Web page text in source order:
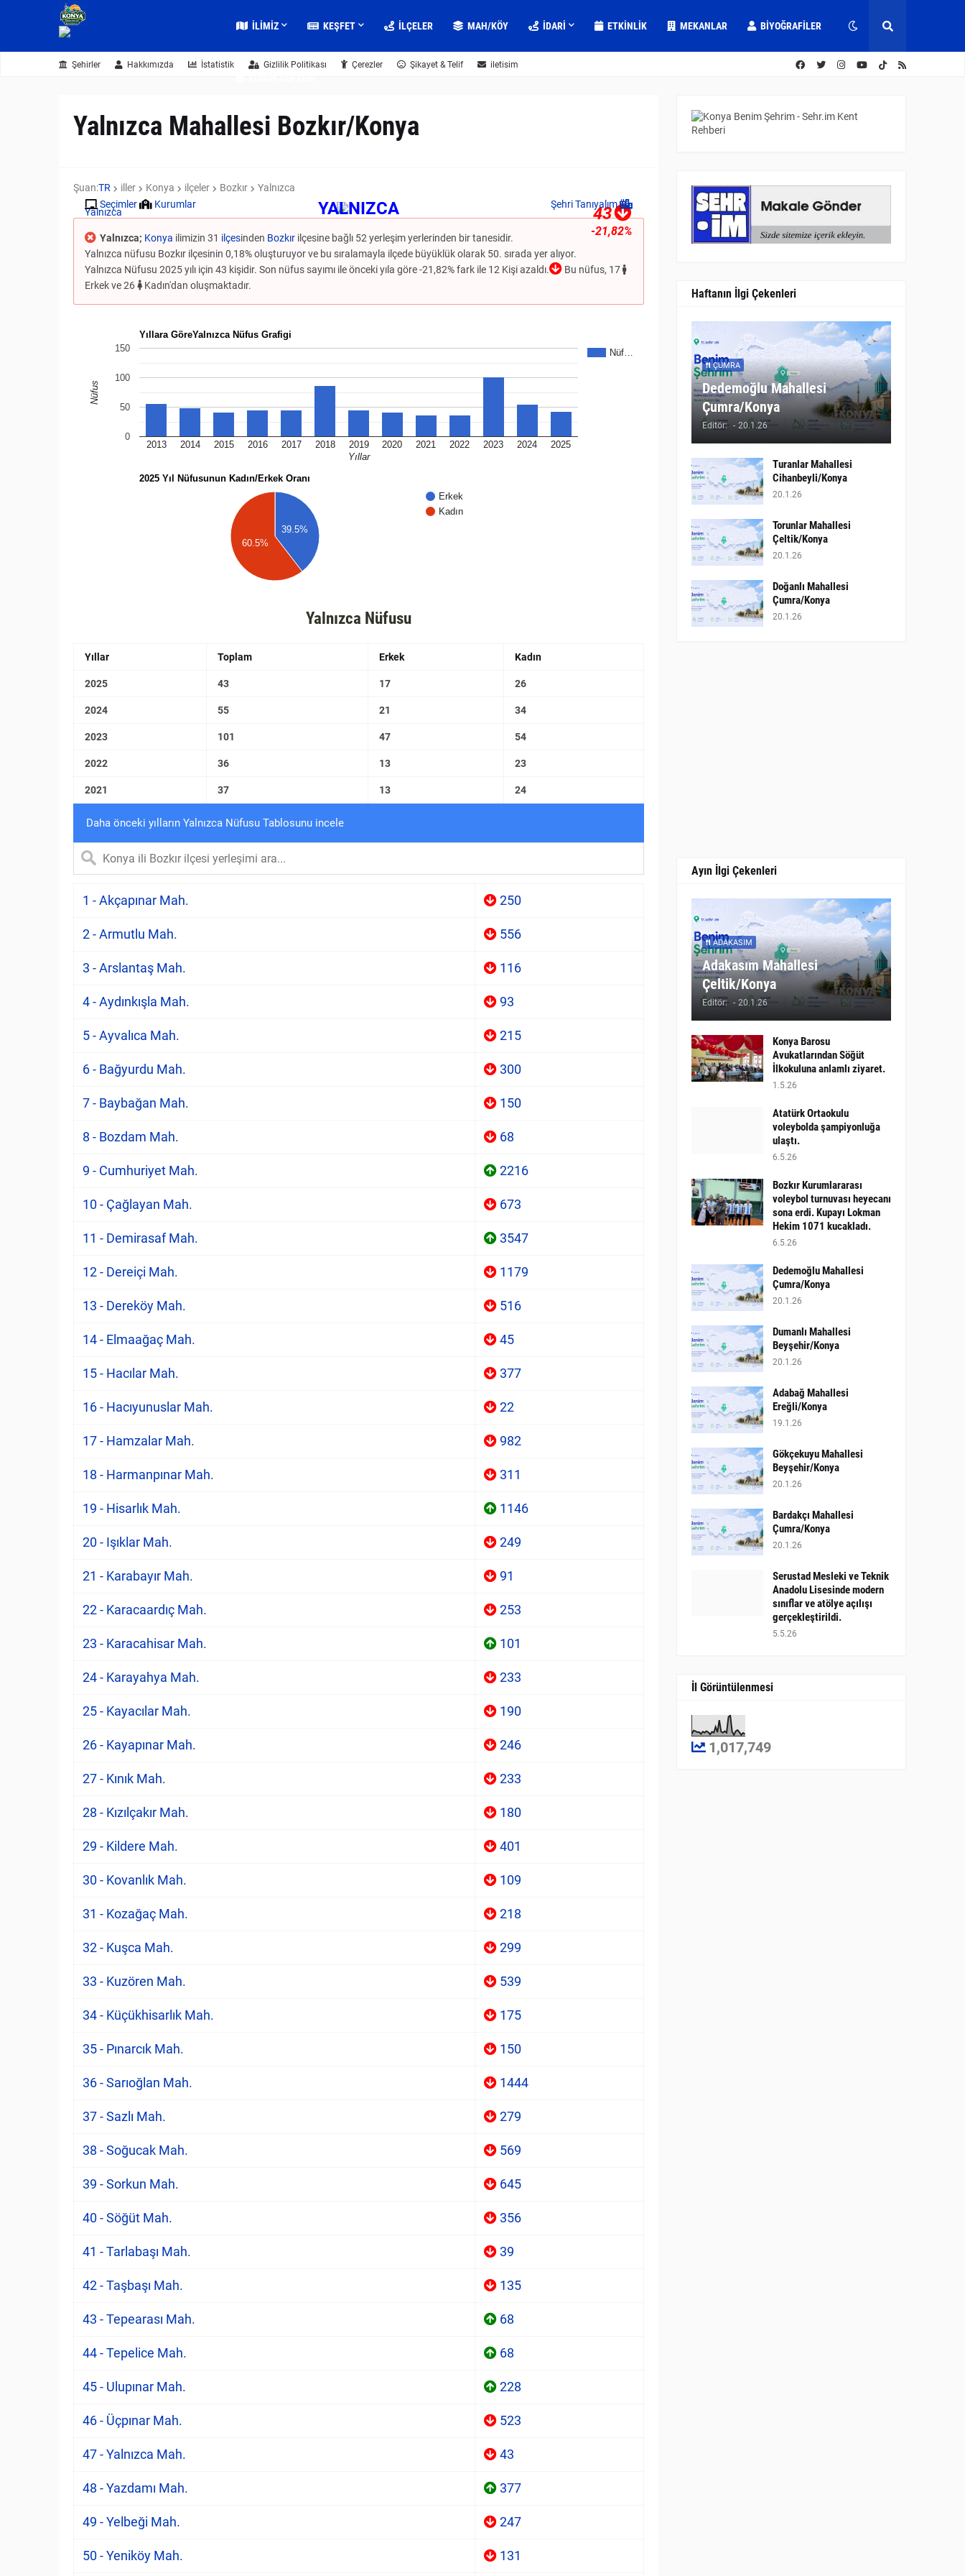
İLIMIZ KEŞFET İLÇELER MAH/KÖY IDARI ETKINLIK MEKANLAR BIYOĞRAFILER
Şehirler Hakkımızda İstatistik Gizlilik Politikası Çerezler Şikayet & Telif iletisim
Yalnızca Mahallesi Bozkır/Konya
Şuan:TR iller Konya ilçeler Bozkır
Yalnızca
Seçimler
Kurumlar
Yalnızca 43
-21,82%
Şehri Tanıyalım
YALNIZCA
Yalnızca; Konya ilimizin 31 ilçesinden Bozkır ilçesine bağlı 52 yerleşim yerlerinden bir tanesidir.
Yalnızca nüfusu Bozkır ilçesinin 0,18% oluşturuyor ve bu sıralamayla ilçede büyüklük olarak 50. sırada yer alıyor.
Yalnızca Nüfusu 2025 yılı için 43 kişidir. Son nüfus sayımı ile önceki yıla göre -21,82% fark ile 12 Kişi azaldı.
Bu nüfus, 17
Erkek ve 26
Kadın'dan oluşmaktadır.
Yıllara GöreYalnızca Nüfus Grafigi
Nüf…
2013 2014 2015 2016 2017 2018 2019 2020 2021 2022 2023 2024 2025
0
50
100
150
Yıllar
Nüfus
2025 Yıl Nüfusunun Kadın/Erkek Oranı
Erkek
Kadın
39.5%
60.5%
Yalnızca Nüfusu
Yıllar Toplam Erkek Kadın
2025 43 17 26
2024 55 21 34
2023 101 47 54
2022 36 13 23
2021 37 13 24
Daha önceki yılların Yalnızca Nüfusu Tablosunu incele
1 - Akçapınar Mah. 250
2 - Armutlu Mah. 556
3 - Arslantaş Mah. 116
4 - Aydınkışla Mah. 93
5 - Ayvalıca Mah. 215
6 - Bağyurdu Mah. 300
7 - Baybağan Mah. 150
8 - Bozdam Mah. 68
9 - Cumhuriyet Mah. 2216
10 - Çağlayan Mah. 673
11 - Demirasaf Mah. 3547
12 - Dereiçi Mah. 1179
13 - Dereköy Mah. 516
14 - Elmaağaç Mah. 45
15 - Hacılar Mah. 377
16 - Hacıyunuslar Mah. 22
17 - Hamzalar Mah. 982
18 - Harmanpınar Mah. 311
19 - Hisarlık Mah. 1146
20 - Işıklar Mah. 249
21 - Karabayır Mah. 91
22 - Karacaardıç Mah. 253
23 - Karacahisar Mah. 101
24 - Karayahya Mah. 233
25 - Kayacılar Mah. 190
26 - Kayapınar Mah. 246
27 - Kınık Mah. 233
28 - Kızılçakır Mah. 180
29 - Kildere Mah. 401
30 - Kovanlık Mah. 109
31 - Kozağaç Mah. 218
32 - Kuşca Mah. 299
33 - Kuzören Mah. 539
34 - Küçükhisarlık Mah. 175
35 - Pınarcık Mah. 150
36 - Sarıoğlan Mah. 1444
37 - Sazlı Mah. 279
38 - Soğucak Mah. 569
39 - Sorkun Mah. 645
40 - Söğüt Mah. 356
41 - Tarlabaşı Mah. 39
42 - Taşbaşı Mah. 135
43 - Tepearası Mah. 68
44 - Tepelice Mah. 68
45 - Ulupınar Mah. 228
46 - Üçpınar Mah. 523
47 - Yalnızca Mah. 43
48 - Yazdamı Mah. 377
49 - Yelbeği Mah. 247
50 - Yeniköy Mah. 131
Haftanın İlgi Çekenleri
ÇUMRA
Dedemoğlu Mahallesi
Çumra/Konya
Editör: - 20.1.26
Turanlar Mahallesi
Cihanbeyli/Konya
20.1.26
Torunlar Mahallesi
Çeltik/Konya
20.1.26
Doğanlı Mahallesi
Çumra/Konya
20.1.26
Ayın İlgi Çekenleri
ADAKASIM
Adakasım Mahallesi
Çeltik/Konya
Editör: - 20.1.26
Konya Barosu
Avukatlarından Söğüt
İlkokuluna anlamlı ziyaret.
1.5.26
Atatürk Ortaokulu
voleybolda şampiyonluğa
ulaştı.
6.5.26
Bozkır Kurumlararası
voleybol turnuvası heyecanı
sona erdi. Kupayı Lokman
Hekim 1071 kucakladı.
6.5.26
Dedemoğlu Mahallesi
Çumra/Konya
20.1.26
Dumanlı Mahallesi
Beyşehir/Konya
20.1.26
Adabağ Mahallesi
Ereğli/Konya
19.1.26
Gökçekuyu Mahallesi
Beyşehir/Konya
20.1.26
Bardakçı Mahallesi
Çumra/Konya
20.1.26
​Serustad Mesleki ve Teknik
Anadolu Lisesinde modern
sınıflar ve atölye açılışı
gerçekleştirildi.
5.5.26
İl Görüntülenmesi
1,017,749